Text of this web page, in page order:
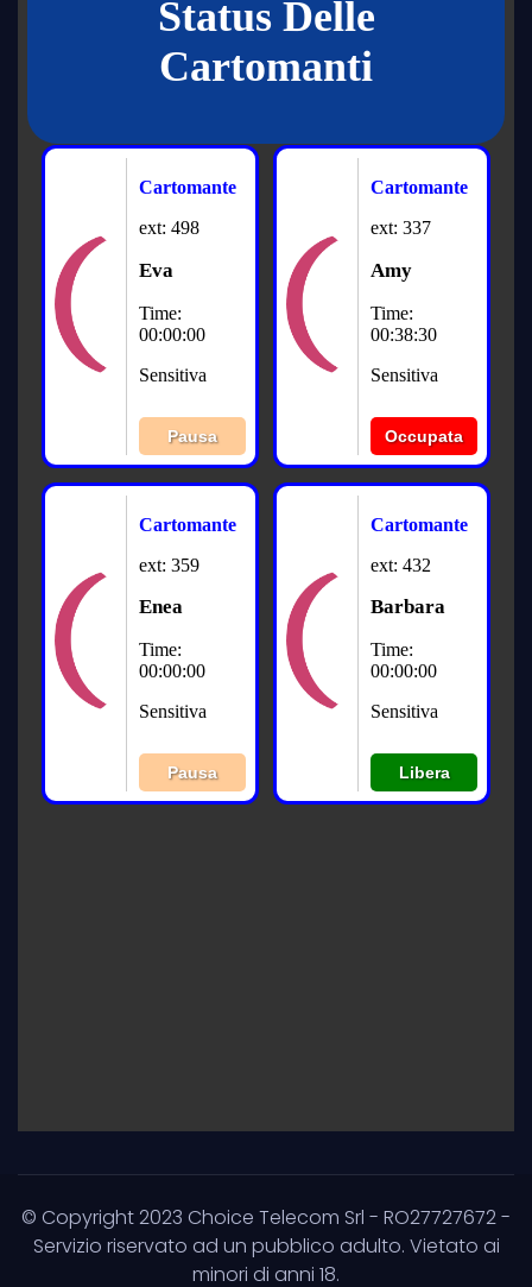
© Copyright2023 Choice Telecom Srl - RO27727672 -
Servizio riservato ad un pubblico adulto. Vietato ai
minori di anni 18.